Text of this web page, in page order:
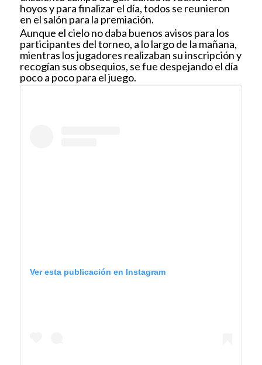
hoyos y para finalizar el día, todos se reunieron
en el salón para la premiación.
Aunque el cielo no daba buenos avisos para los
participantes del torneo, a lo largo de la mañana,
mientras los jugadores realizaban su inscripción y
recogían sus obsequios, se fue despejando el día
poco a poco para el juego.
Ver esta publicación en Instagram